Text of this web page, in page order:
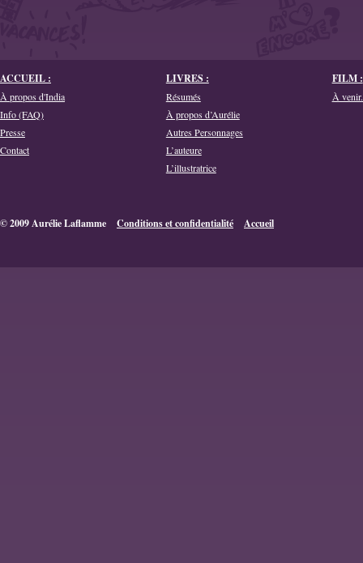
ACCUEIL :
À propos d'India
Info (FAQ)
Presse
Contact
LIVRES :
Résumés
À propos d’Aurélie
Autres Personnages
L’auteure
L’illustratrice
FILM :
À
© 2009 Aurélie Laflamme Conditions et confidentialité Accueil